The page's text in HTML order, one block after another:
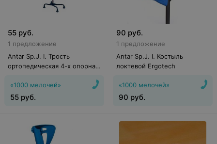
55 руб.
1 предложение
Antar Sp.J. I. Трость
ортопедическая 4-х опорная
«1000 мелочей»
55 руб.
90 руб.
1 предложение
Antar Sp.J. I. Костыль
локтевой Ergotech
«1000 мелочей»
90 руб.